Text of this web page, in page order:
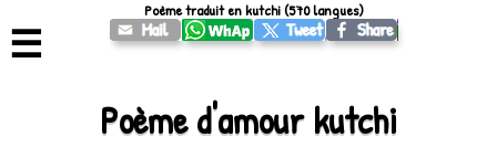
☰
Poème d'amour kutchi
Poème traduit en kutchi (570 langues)